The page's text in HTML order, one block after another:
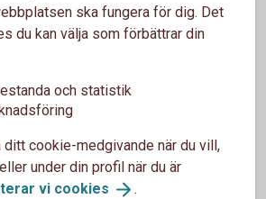
innehåll behöver du först
för Funktioner, prestanda
ska fungera för dig. Det
du kan välja som förbättrar din
och statistik
ditt cookie-medgivande när du vill,
under din profil när du är
vi cookies .